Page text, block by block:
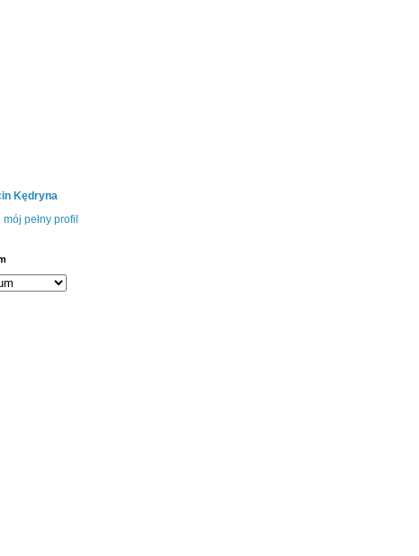
Kędryna
pełny profil